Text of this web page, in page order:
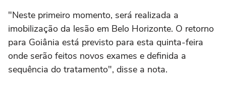
"Neste primeiro momento, será realizada a
imobilização da lesão em Belo Horizonte. O retorno
para Goiânia está previsto para esta quinta-feira
onde serão feitos novos exames e definida a
sequência do tratamento", disse a nota.